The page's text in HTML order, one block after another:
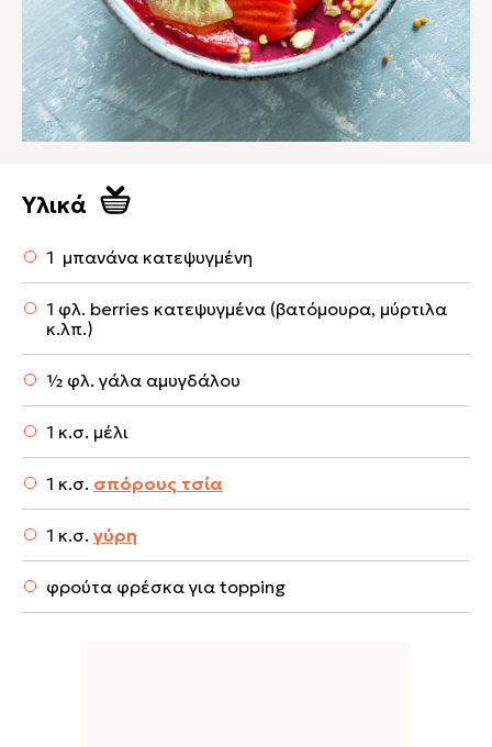
Υλικά
1 μπανάνα κατεψυγμένη
1 φλ. berries κατεψυγμένα (βατόμουρα, μύρτιλα
κ.λπ.)
½ φλ. γάλα αμυγδάλου
1 κ.σ. μέλι
1 κ.σ. σπόρους τσία
1 κ.σ. γύρη
φρούτα φρέσκα για topping